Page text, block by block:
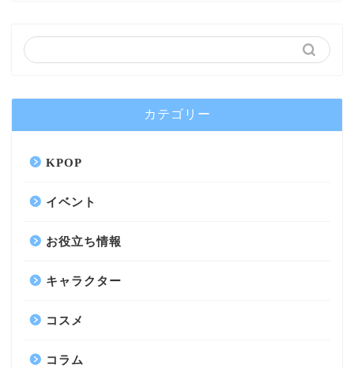
カテゴリー
KPOP
イベント
お役立ち情報
キャラクター
コスメ
コラム